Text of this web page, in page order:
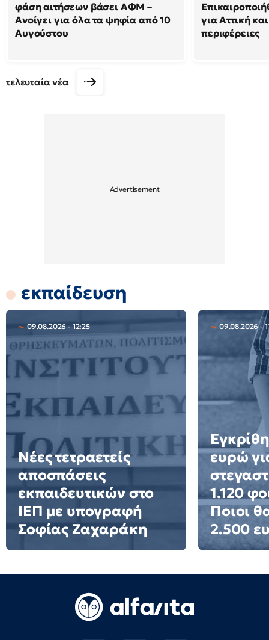
φάση αιτήσεων βάσει ΑΦΜ –
Ανοίγει για όλα τα ψηφία από 10
Αυγούστου
για Αττική
περιφέρειες
τελευταία νέα
εκπαίδευση
09.08.2026 - 12:25
Νέες τετραετείς
αποσπάσεις
εκπαιδευτικών στο
ΙΕΠ με υπογραφή
Σοφίας Ζαχαράκη
09.08.2026 -
ευρώ
1.120
Ποιοι
2.500